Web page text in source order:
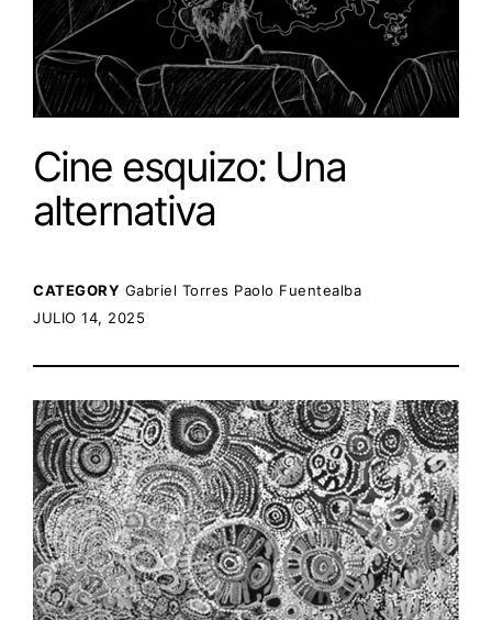
Cine esquizo: Una
alternativa
CATEGORY Gabriel Torres Paolo Fuentealba
POSTED ON:
JULIO 14, 2025